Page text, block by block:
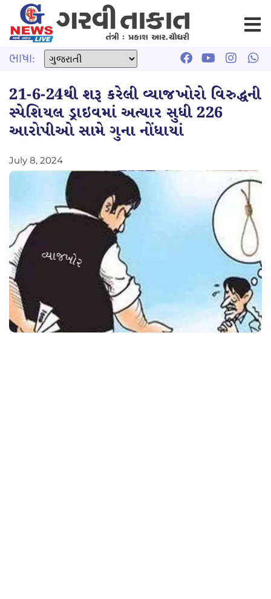
ભાષા:
21-6-24થી શરૂ કરેલી વ્યાજખોરો વિરુદ્ધની
સ્પેશિયલ ડ્રાઇવમાં અત્યાર સુધી 226
આરોપીઓ સામે ગુના નોંધાયાં
July 8, 2024